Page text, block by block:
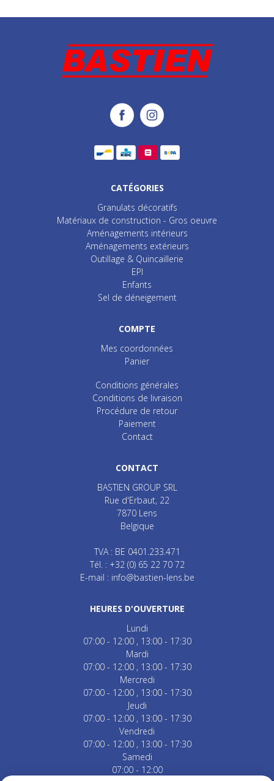
CATÉGORIES
Granulats décoratifs
Matériaux de construction - Gros oeuvre
Aménagements intérieurs
Aménagements extérieurs
Outillage & Quincaillerie
EPI
Enfants
Sel de déneigement
COMPTE
Mes coordonnées
Panier
Conditions générales
Conditions de livraison
Procédure de retour
Paiement
Contact
CONTACT
BASTIEN GROUP SRL
Rue d'Erbaut, 22
7870 Lens
Belgique
TVA : BE 0401.233.471
Tél. : +32 (0) 65 22 70 72
E-mail : info@bastien-lens.be
HEURES D'OUVERTURE
Lundi
07:00 - 12:00
13:00 - 17:30
Mardi
07:00 - 12:00
13:00 - 17:30
Mercredi
07:00 - 12:00
13:00 - 17:30
Jeudi
07:00 - 12:00
13:00 - 17:30
Vendredi
07:00 - 12:00
13:00 - 17:30
Samedi
07:00 - 12:00